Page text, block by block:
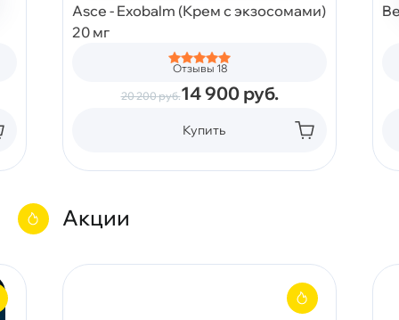
Asce - Exobalm (Крем с экзосомами)
20 мг
Отзывы 18
20 200руб.14 900 руб.
Купить
Акции